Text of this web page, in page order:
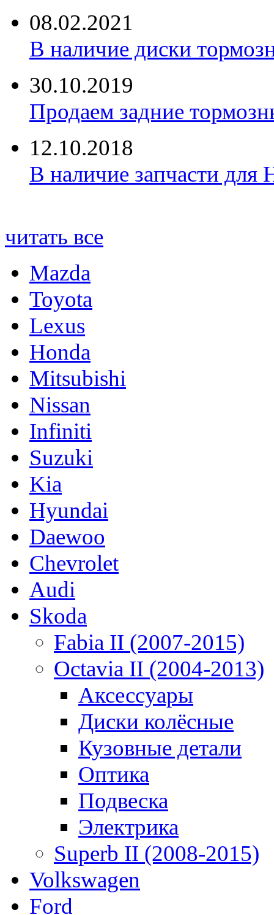
08.02.2021
В наличие диски
30.10.2019
Продаем задние
12.10.2018
В наличие запчасти для
читать все
Mazda
Toyota
Lexus
Honda
Mitsubishi
Nissan
Infiniti
Suzuki
Kia
Hyundai
Daewoo
Chevrolet
Audi
Skoda
Fabia II (2007-2015)
Octavia II (2004-2013)
Аксессуары
Диски колёсные
Кузовные детали
Оптика
Подвеска
Электрика
Superb II (2008-2015)
Volkswagen
Ford